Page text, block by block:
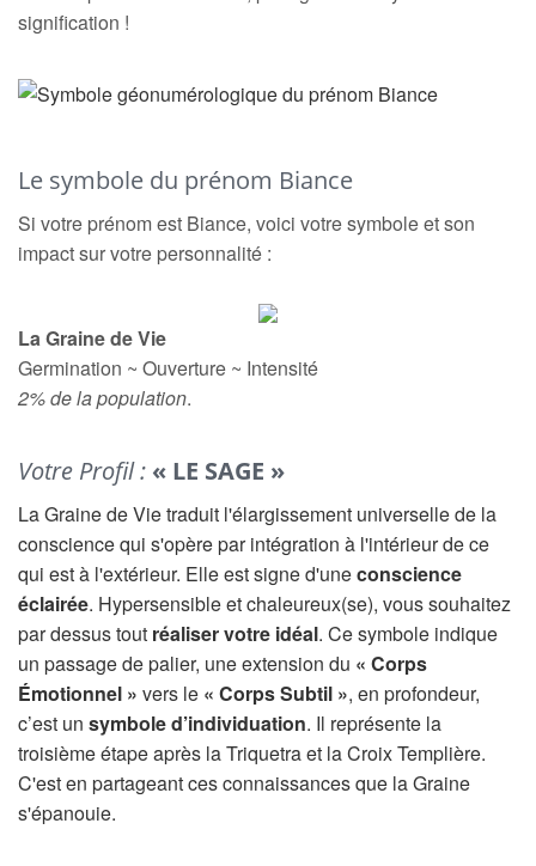
signification !
Le symbole du prénom Biance
Si votre prénom est Biance, voici votre symbole et son
impact sur votre personnalité :
La Graine de Vie
Germination ~ Ouverture ~ Intensité
2% de la population.
Votre Profil : « LE SAGE »
La Graine de Vie traduit l'élargissement universelle de la
conscience qui s'opère par intégration à l'intérieur de ce
qui est à l'extérieur. Elle est signe d'uneconscience
éclairée. Hypersensible et chaleureux(se), vous souhaitez
par dessus tout réaliser votre idéal. Ce symbole indique
un passage de palier, une extension du « Corps
Émotionnel » vers le « Corps Subtil », en profondeur,
c’est un symbole d’individuation. Il représente la
troisième étape après la Triquetra et la Croix Templière.
C'est en partageant ces connaissances que la Graine
s'épanouie.